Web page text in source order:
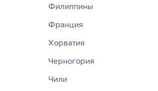
Филиппины
Франция
Хорватия
Черногория
Чили